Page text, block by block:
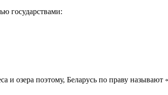
государствами:
и озера поэтому, Беларусь по праву